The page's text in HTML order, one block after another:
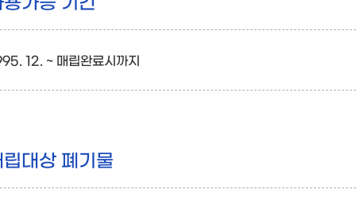
12. ~ 매립완료시까지
립대상 폐기물